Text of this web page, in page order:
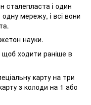
сталепласта і один
мережу, і всі вони
науки.
щоб ходити раніше в
карту на три
з колоди на 1 або